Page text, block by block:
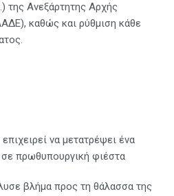
της Ανεξάρτητης Αρχής
καθώς και ρύθμιση κάθε
να μετατρέψει ένα
πρωθυπουργική φιέστα
βλήμα προς τη θάλασσα της